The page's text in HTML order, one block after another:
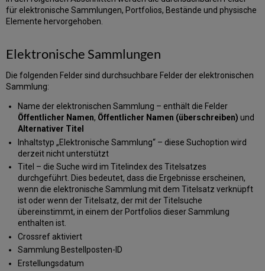
für elektronische Sammlungen, Portfolios, Bestände und physische
Elemente hervorgehoben.
Elektronische Sammlungen
Die folgenden Felder sind durchsuchbare Felder der elektronischen
Sammlung:
Name der elektronischen Sammlung – enthält die Felder
Öffentlicher Namen, Öffentlicher Namen (überschreiben) und
Alternativer Titel
Inhaltstyp „Elektronische Sammlung“ – diese Suchoption wird
derzeit nicht unterstützt
Titel – die Suche wird im Titelindex des Titelsatzes
durchgeführt. Dies bedeutet, dass die Ergebnisse erscheinen,
wenn die elektronische Sammlung mit dem Titelsatz verknüpft
ist oder wenn der Titelsatz, der mit der Titelsuche
übereinstimmt, in einem der Portfolios dieser Sammlung
enthalten ist.
Crossref aktiviert
Sammlung Bestellposten-ID
Erstellungsdatum